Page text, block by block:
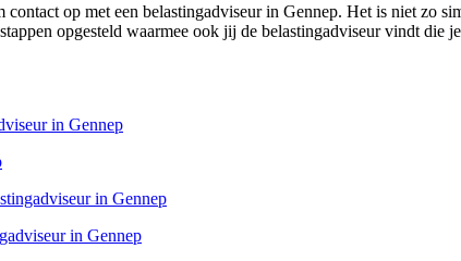
op met een belastingadviseur in Gennep. Het is niet zo
opgesteld waarmee ook jij de belastingadviseur vindt
in Gennep
in Gennep
in Gennep